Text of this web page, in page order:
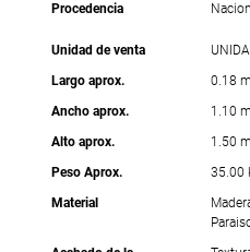
Procedencia
Unidad de venta
Largo aprox.
0.18
Ancho aprox.
1.10
Alto aprox.
1.50
Peso Aprox.
35.00
Material